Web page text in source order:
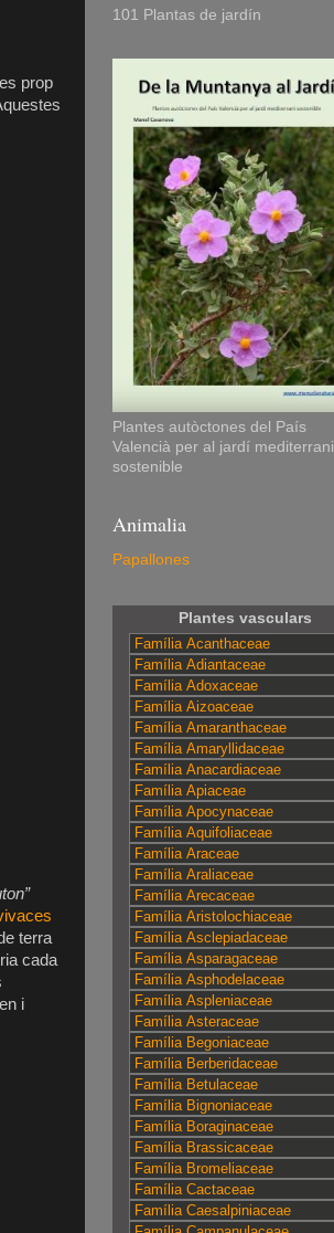
prop
terra
cada
i
101 Plantas de jardín
Plantes autòctones del País
Valencià per al jardí mediterrani
sostenible
Animalia
Papallones
Plantes vasculars